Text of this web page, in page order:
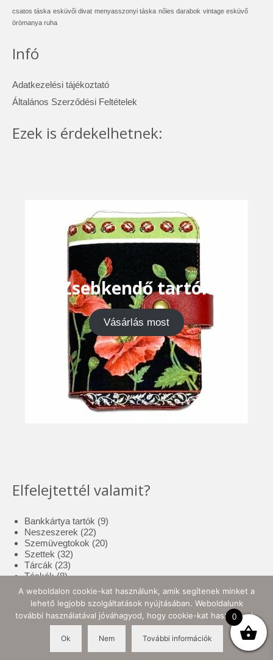
csatos táska esküvői divat menyasszonyi táska nőies darabok vintage esküvő
örömanya ruha
Infó
Adatkezelési tájékoztató
Általános Szerződési Feltételek
Ezek is érdekelhetnek:
Zsebkendő tartók
Vásárlás most
Elfelejtettél valamit?
Bankkártya tartók 99
Neszeszerek 2222
termék
Szemüvegtokok 2020
Szettek 3232
termék
Tárcák 2323
termék
Táskák 88
termék
Tolltartók
termék
Tote bag
3
termék
Zsebkendő tartók 1010
termék
0
A weboldalon cookie-kat használunk, amik segítenek minket a
lehető legjobb szolgáltatások nyújtásában. Weboldalunk
további használatával jóváhagyod, hogy cookie-kat használjunk.
Ok Nem További információk